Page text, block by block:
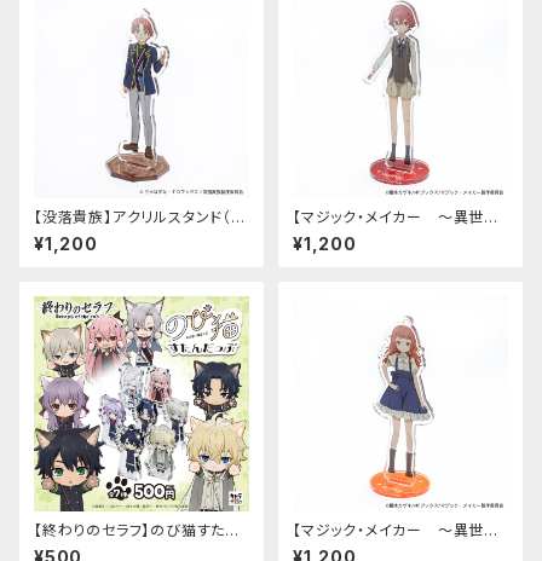
【没落貴族】アクリルスタンド（リ
アム）
¥1,200
【マジック・メイカー ～異世界
魔法の作り方～】アクリルスタン
ド（シオン）
¥1,200
【終わりのセラフ】のび猫すたん
だっぷ
¥500
【マジック・メイカー ～異世界
魔法の作り方～】アクリルスタン
¥1,200